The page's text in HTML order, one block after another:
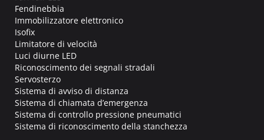
Fendinebbia
Immobilizzatore elettronico
Isofix
Limitatore di velocità
Luci diurne LED
Riconoscimento dei segnali stradali
Servosterzo
Sistema di avviso di distanza
Sistema di chiamata d’emergenza
Sistema di controllo pressione pneumatici
Sistema di riconoscimento della stanchezza